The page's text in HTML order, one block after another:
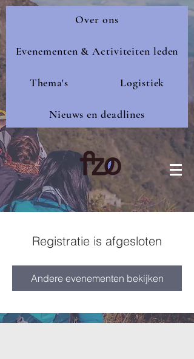
Over ons
Evenementen & Activiteiten leden
Thema's Logistiek
Nieuws en deadlines
Registratie is afgesloten
Andere evenementen bekijken